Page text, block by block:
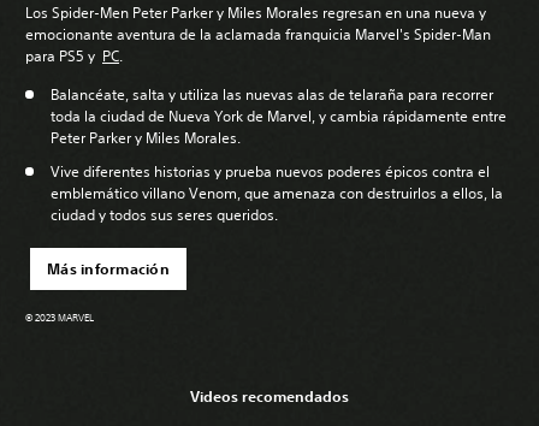
Los Spider-Men Peter Parker y Miles Morales regresan en una nueva y
emocionante aventura de la aclamada franquicia Marvel's Spider-Man
para PS5 y PC.
Balancéate, salta y utiliza las nuevas alas de telaraña para recorrer
toda la ciudad de Nueva York de Marvel, y cambia rápidamente entre
Peter Parker y Miles Morales.
Vive diferentes historias y prueba nuevos poderes épicos contra el
emblemático villano Venom, que amenaza con destruirlos a ellos, la
ciudad y todos sus seres queridos.
Más información
© 2023 MARVEL
Videos recomendados